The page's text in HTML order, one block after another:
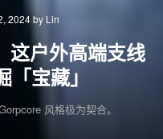
2024by Lin
户外高端支线
宝藏」
风格极为契合。